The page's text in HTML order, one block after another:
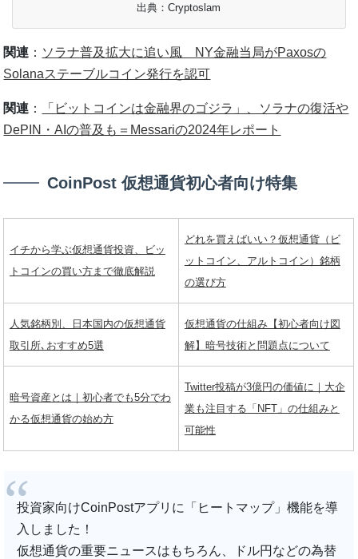
出典：Cryptoslam
関連 ： ソラナ普及拡大に追い風 NY金融当局がPaxosの
Solanaステーブルコイン発行を認可
関連 ：
「ビットコインは金融界のゴジラ」、ソラナの復活や
DePIN・AIの普及も＝Messariの2024年レポート
CoinPost 仮想通貨初心者向け特集
イチから学ぶ仮想通貨投資、ビッ
トコインの買い方まで徹底解説
どれを買えばいい？仮想通貨（ビ
ットコイン、アルトコイン）銘柄
の選び方
人気銘柄別、日本国内の仮想通貨
取引所､おすすめ5選
仮想通貨の仕組み【初心者向け図
解】暗号技術と問題点について
暗号資産とは｜初心者でも5分でわ
かる仮想通貨の始め方
Twitter投稿が3億円の価値に｜大企
業も注目する「NFT」の仕組みと
可能性
投資家向けCoinPostアプリに「ヒートマップ」機能を導
入しました！
仮想通貨の重要ニュースはもちろん、ドル円などの為替